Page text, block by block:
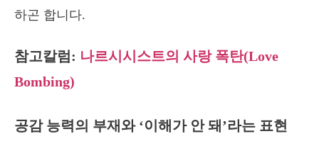
하곤 합니다.
참고칼럼: 나르시시스트의 사랑 폭탄(Love
Bombing)
공감 능력의 부재와 ‘이해가 안 돼’라는 표현